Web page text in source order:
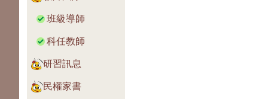
班級導師
科任教師
研習訊息
民權家書